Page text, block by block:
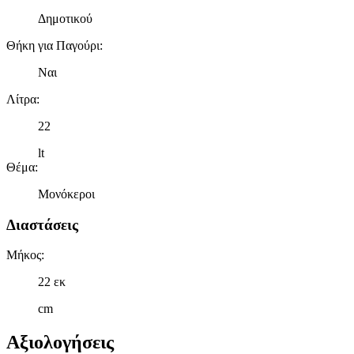
Δημοτικού
Θήκη για Παγούρι:
Ναι
Λίτρα:
22
lt
Θέμα:
Μονόκεροι
Διαστάσεις
Μήκος:
22 εκ
cm
Αξιολογήσεις